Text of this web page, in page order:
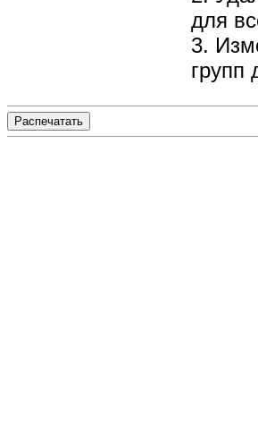
для
3.
групп